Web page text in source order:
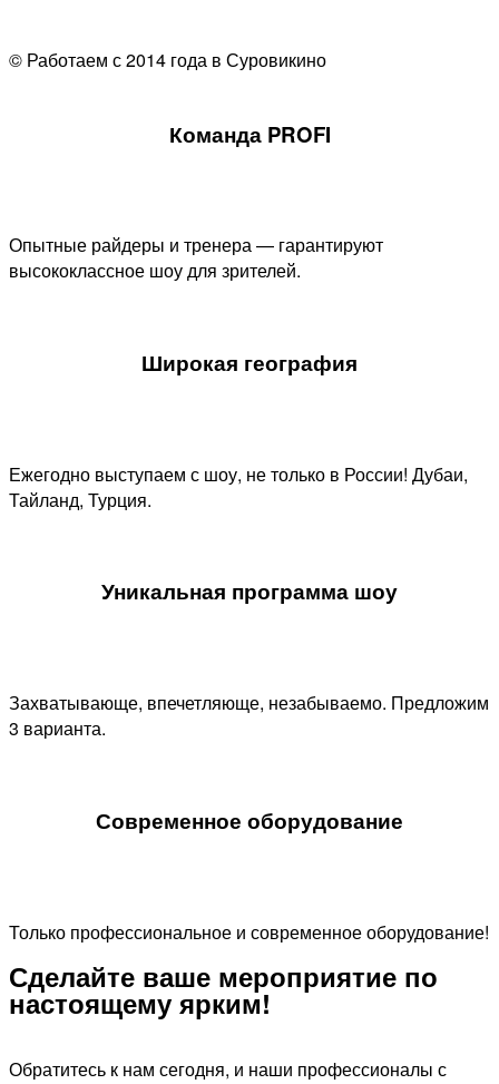
© Работаем с 2014 года в Суровикино
Команда PROFI
Опытные райдеры и тренера — гарантируют
высококлассное шоу для зрителей.
Широкая география
Ежегодно выступаем с шоу, не только в России! Дубаи,
Тайланд, Турция.
Уникальная программа шоу​
Захватывающе, впечетляюще, незабываемо. Предложим
3 варианта.
Современное оборудование
Только профессиональное и современное оборудование!
Сделайте ваше мероприятие по
настоящему ярким!​
Обратитесь к нам сегодня, и наши профессионалы с